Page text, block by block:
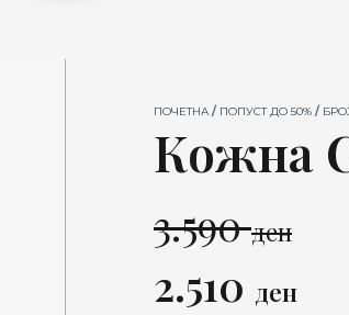
ПОЧЕТНА / ПОПУСТ ДО 50% /
Кожна
3.590ден
Original
2.510 ден